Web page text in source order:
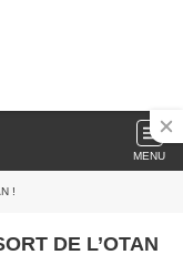
MENU
!
DE L’OTAN